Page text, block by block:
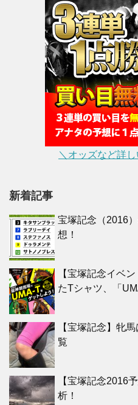
＼オッズなど詳
新着記事
宝塚記念（2016
想！
【宝塚記念イベ
たTシャツ、「
【宝塚記念】牝
覧
【宝塚記念2016
析！